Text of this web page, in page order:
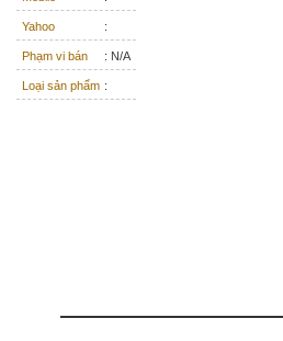
Yahoo :
Phạm vi bán : N/A
Loại sản phẩm :